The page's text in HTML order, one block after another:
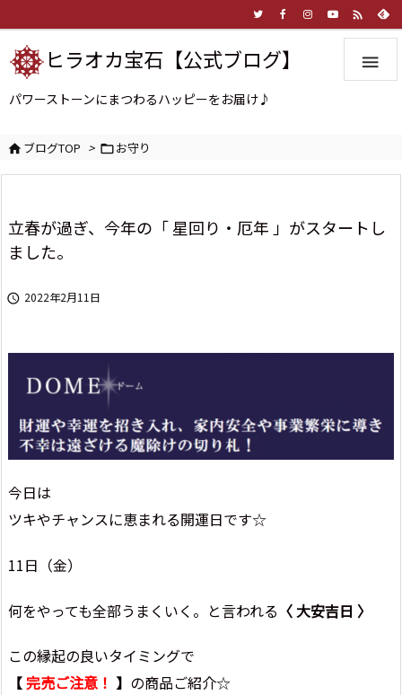


ヒラオカ宝石【公式ブログ】
パワーストーンにまつわるハッピーをお届け♪
ブログTOP > お守り
立春が過ぎ、今年の「 星回り・厄年 」がスタートし
ました。
 2022年2月11日
今日は
ツキやチャンスに恵まれる開運日です☆
11日（金）
何をやっても全部うまくいく。と言われる 〈 大安吉日 〉
この縁起の良いタイミングで
【完売ご注意！ 】 の商品ご紹介☆